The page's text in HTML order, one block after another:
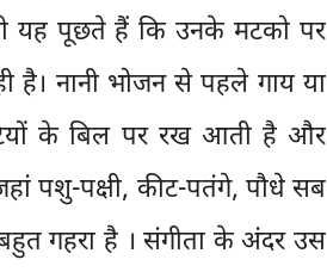
यह पूछते हैं कि उनके मटको पर
है। नानी भोजन से पहले गाय या
के बिल पर रख आती है और
पशु-पक्षी, कीट-पतंगे, पौधे सब
गहरा है । संगीता के अंदर उस